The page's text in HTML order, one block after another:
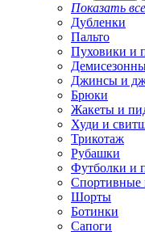
Показать все
Дубленки
Пальто
Пуховики и
Джинсы и
Брюки
Жакеты и
Худи и
Трикотаж
Рубашки
Футболки и
Спортивные
Шорты
Ботинки
Сапоги